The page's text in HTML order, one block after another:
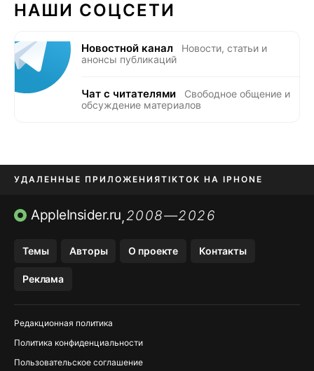
НАШИ СОЦСЕТИ
Новостной канал
Новости, статьи и
анонсы публикаций
Чат с читателями
Свободное общение и
обсуждение материалов
УДАЛЕННЫЕ ПРИЛОЖЕНИЯTIKTOK НА IPHONE
ПРИЛОЖЕНИЯ БЕЗ APP STORE
AppleInsider.ru,2008—2026
Темы Авторы О проекте Контакты
Реклама
Редакционная политика
Политика конфиденциальности
Пользовательское соглашение